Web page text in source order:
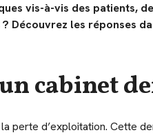
vis-à-vis des patients,
Découvrez les réponses
cabinet
perte d’exploitation. Cette